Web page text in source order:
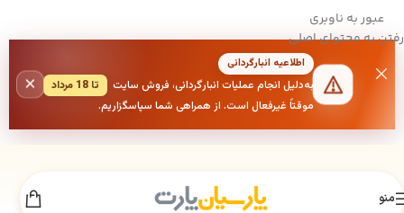
عبور به ناوبری
رفتن به محتوای اصلی
اطلاعیه انبارگردانی
به‌دلیل انجام عملیات انبارگردانی، فروش سایت
تا 18 مرداد
موقتاً غیرفعال است. از همراهی شما سپاسگزاریم.
×
منو